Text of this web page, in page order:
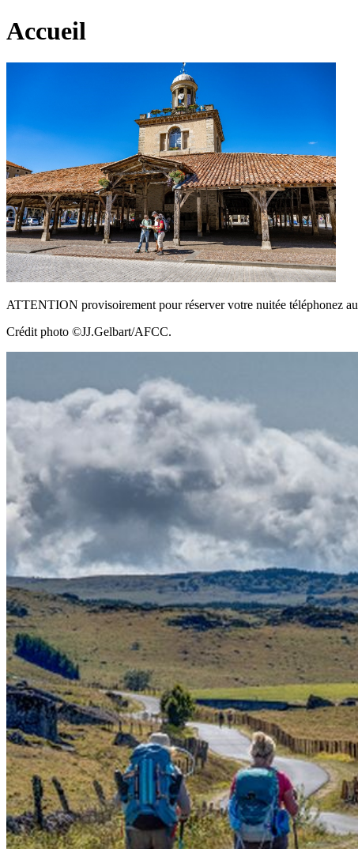
Accueil
ATTENTION provisoirement pour réserver votre nuitée téléphonez au
Crédit photo ©JJ.Gelbart/AFCC.